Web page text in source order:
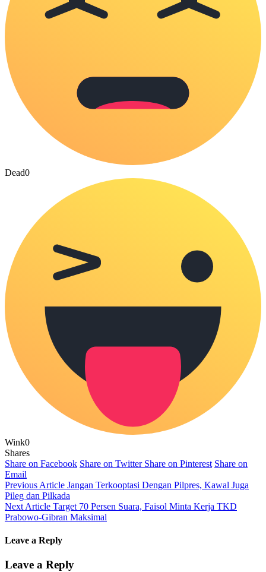
Dead0
Wink0
Shares
Share on Facebook Share on Twitter Share on Pinterest Share on
Email
Previous Article Jangan Terkooptasi Dengan Pilpres, Kawal Juga
Pileg dan Pilkada
Next Article Target 70 Persen Suara, Faisol Minta Kerja TKD
Prabowo-Gibran Maksimal
Leave a Reply
Leave a Reply